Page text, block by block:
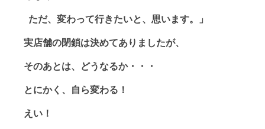
ただ、変わって行きたいと、思います。」
実店舗の閉鎖は決めてありましたが、
そのあとは、どうなるか・・・
とにかく、自ら変わる！
えい！